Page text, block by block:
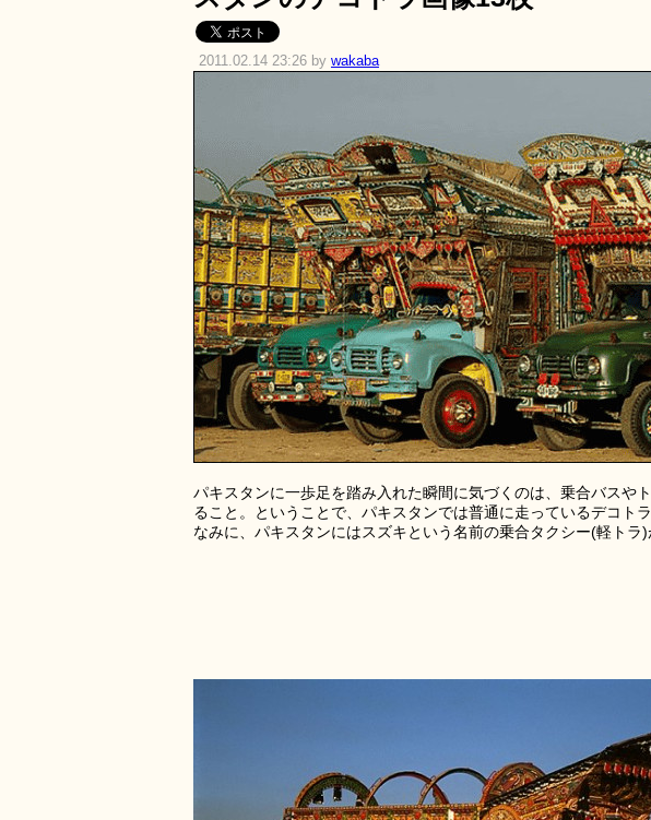
2011.02.14 23:26 by wakaba
パキスタンに一歩足を踏み入れた瞬間に気づくのは、乗合バスや
ること。ということで、パキスタンでは普通に走っているデコト
なみに、パキスタンにはスズキという名前の乗合タクシー(軽トラ